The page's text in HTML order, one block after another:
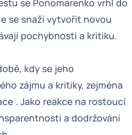
se Ponomarenko vrhl do
se snaží vytvořit novou
pochybnosti a kritiku.
kdy se jeho
zájmu a kritiky, zejména
. Jako reakce na rostoucí
a dodržování